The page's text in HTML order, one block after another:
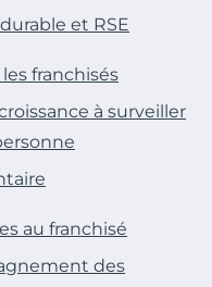
et RSE
franchisés
à surveiller
au franchisé
des